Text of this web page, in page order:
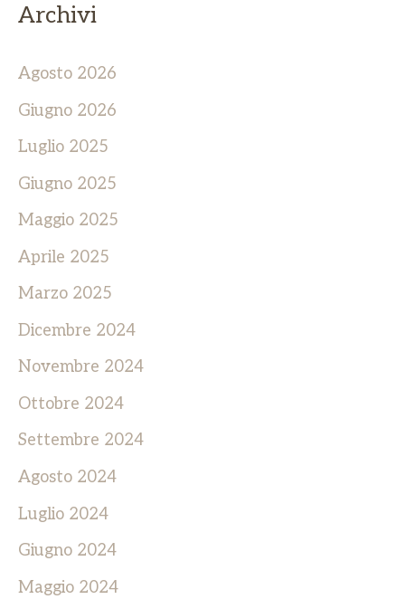
Archivi
Agosto 2026
Giugno 2026
Luglio 2025
Giugno 2025
Maggio 2025
Aprile 2025
Marzo 2025
Dicembre 2024
Novembre 2024
Ottobre 2024
Settembre 2024
Agosto 2024
Luglio 2024
Giugno 2024
Maggio 2024